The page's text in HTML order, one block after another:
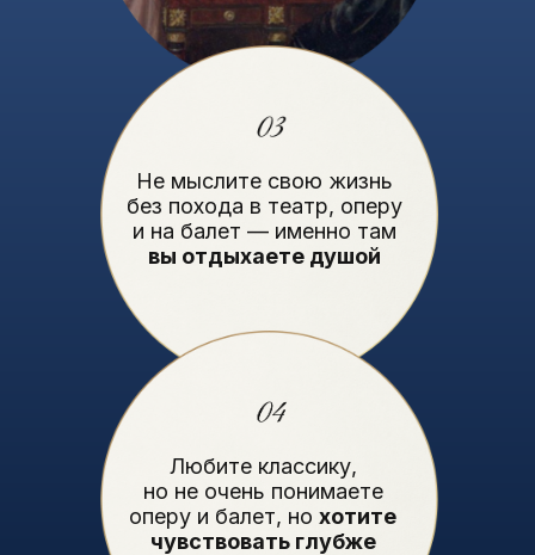
Не мыслите свою жизнь
без похода в театр, оперу
и на балет — именно там
вы отдыхаете душой
Любите классику,
но не очень понимаете
оперу и балет, но хотите
чувствовать глубже